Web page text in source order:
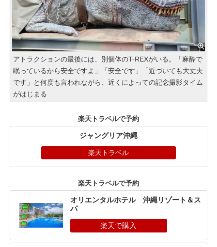
アトラクションの最後には、別個体のT-REXがいる。「麻酔で
眠っているから安全ですよ」「安全です」「近づいても大丈夫
です」と何度も言われながら、近くによっての記念撮影タイム
がはじまる
楽天トラベルで予約
ジャングリア沖縄
楽天トラベル
楽天トラベルで予約
オリエンタルホテル 沖縄リゾート＆ス
パ